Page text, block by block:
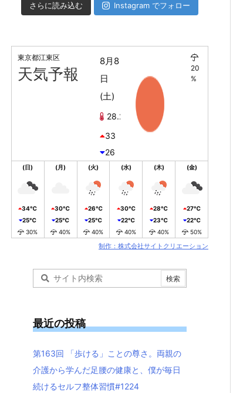
さらに読み込む Instagram でフォロー
東京都江東区
天気予報
8月8
日
(土)
28.2℃
33
26
20
%
(日)
34℃
25℃
30%
(月)
30℃
25℃
40%
(火)
26℃
25℃
40%
(水)
30℃
22℃
40%
(木)
28℃
23℃
40%
(金)
27℃
22℃
50%
制作：株式会社サイトクリエーション
最近の投稿
第163回 「歩ける」ことの尊さ。両親の
介護から学んだ足腰の健康と、僕が毎日
続けるセルフ整体習慣#1224